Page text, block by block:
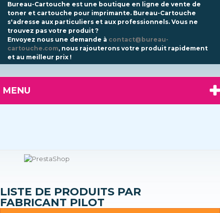
Bureau-Cartouche est une boutique en ligne de vente de
toner et cartouche pour imprimante. Bureau-Cartouche
s'adresse aux particuliers et aux professionnels. Vous ne
trouvez pas votre produit ?
Envoyez nous une demande à contact@bureau-
cartouche.com, nous rajouterons votre produit rapidement
et au meilleur prix !
MENU
LISTE DE PRODUITS PAR
FABRICANT PILOT